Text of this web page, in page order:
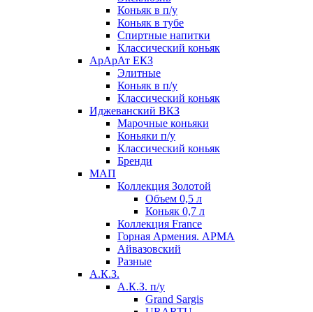
Коньяк в п/у
Коньяк в тубе
Спиртные напитки
Классический коньяк
АрАрАт ЕКЗ
Элитные
Коньяк в п/у
Классический коньяк
Иджеванский ВКЗ
Марочные коньяки
Коньяки п/у
Классический коньяк
Бренди
МАП
Коллекция Золотой
Объем 0,5 л
Коньяк 0,7 л
Коллекция France
Горная Армения. АРМА
Айвазовский
Разные
А.К.З.
А.К.З. п/у
Grand Sargis